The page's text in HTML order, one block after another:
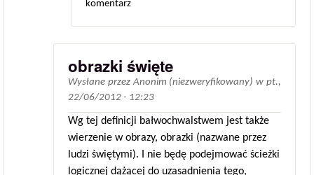
komentarz
obrazki święte
Wysłane przezAnonim (niezweryfikowany) wpt.,
22/06/2012 - 12:23
Wg tej definicji bałwochwalstwem jest także
wierzenie w obrazy, obrazki (nazwane przez
ludzi świętymi). I nie będę podejmować ścieżki
logicznej dążącej do uzasadnienia tego,